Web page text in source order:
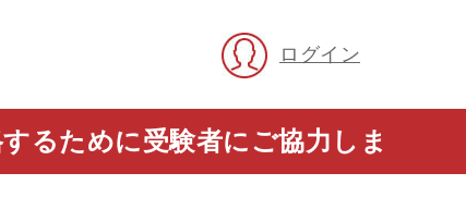
ログイン
るために受験者にご協力しま